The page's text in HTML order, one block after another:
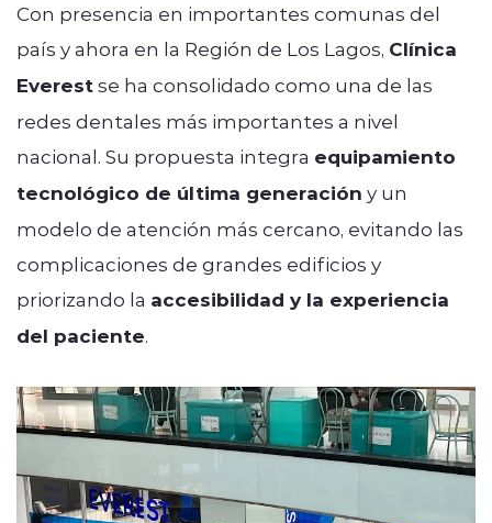
Con presencia en importantes comunas del
país y ahora en la Región de Los Lagos, Clínica
Everestse ha consolidado como una de las
redes dentales más importantes a nivel
nacional. Su propuesta integra equipamiento
tecnológico de última generación y un
modelo de atención más cercano, evitando las
complicaciones de grandes edificios y
priorizando la accesibilidad y la experiencia
del paciente.